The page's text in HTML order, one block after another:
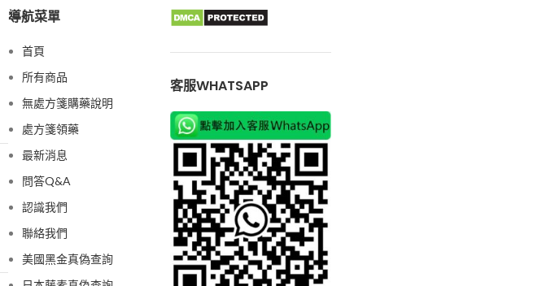
導航菜單
首頁
所有商品
無處方箋購藥說明
處方箋領藥
最新消息
問答Q&A
認識我們
聯絡我們
美國黑金真偽查詢
客服WHATSAPP